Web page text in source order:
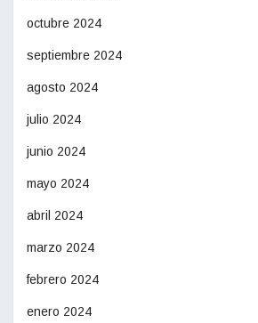
octubre 2024
septiembre 2024
agosto 2024
julio 2024
junio 2024
mayo 2024
abril 2024
marzo 2024
febrero 2024
enero 2024